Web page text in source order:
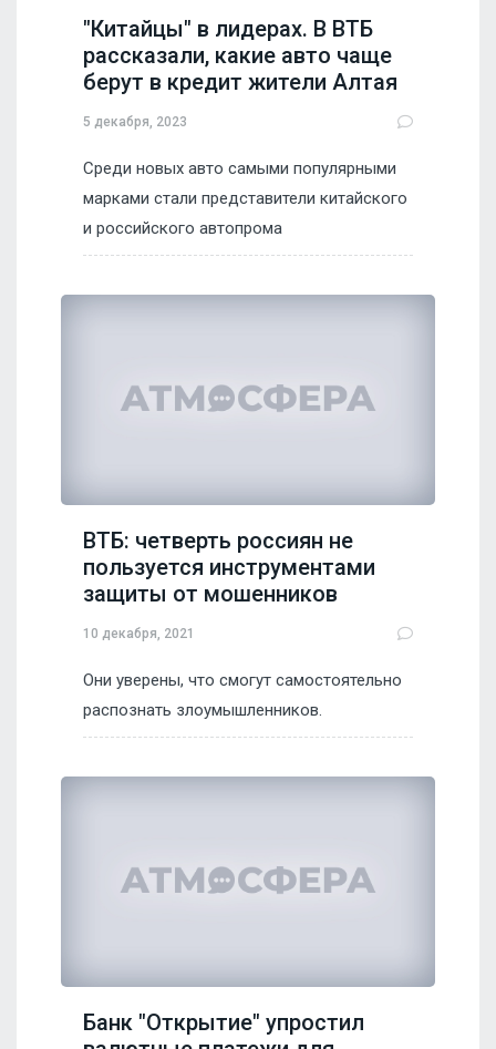
"Китайцы" в лидерах. В ВТБ
рассказали, какие авто чаще
берут в кредит жители Алтая
5 декабря, 2023
Среди новых авто самыми популярными
марками стали представители китайского
и российского автопрома
ВТБ: четверть россиян не
пользуется инструментами
защиты от мошенников
10 декабря, 2021
Они уверены, что смогут самостоятельно
распознать злоумышленников.
Банк "Открытие" упростил